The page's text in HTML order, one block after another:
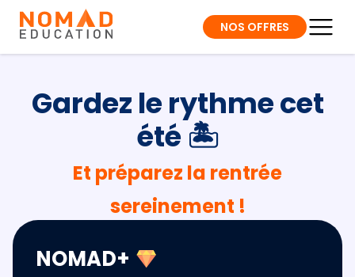
NOS OFFRES
Gardez le rythme cet
été 🏝️
Et préparez la rentrée
sereinement !
NOMAD+